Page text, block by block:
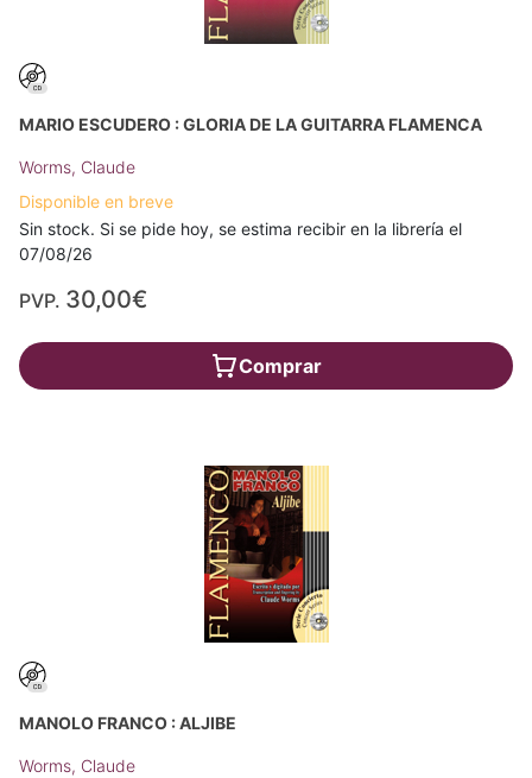
MARIO ESCUDERO : GLORIA DE LA GUITARRA FLAMENCA
Worms, Claude
Disponible en breve
Sin stock. Si se pide hoy, se estima recibir en la librería el
07/08/26
PVP. 30,00€
Comprar
MANOLO FRANCO : ALJIBE
Worms, Claude